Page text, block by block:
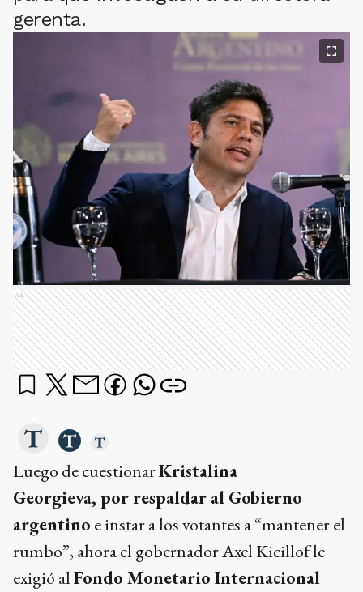
gerenta.
Ads
Luego de cuestionarKristalina
Georgieva, por respaldar al Gobierno
argentino e instar a los votantes a “mantener el
rumbo”, ahora el gobernador Axel Kicillof le
exigió alFondo Monetario Internacional